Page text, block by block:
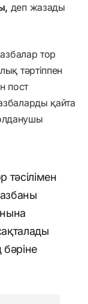
деп жазады
тор
тәртіппен
пост
қайта